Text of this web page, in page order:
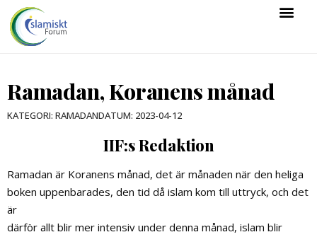
Ramadan, Koranens månad
KATEGORI: RAMADANDATUM: 2023-04-12
IIF:s Redaktion
Ramadan är Koranens månad, det är månaden när den heliga
boken uppenbarades, den tid då islam kom till uttryck, och det
är
därför allt blir mer intensiv under denna månad, islam blir